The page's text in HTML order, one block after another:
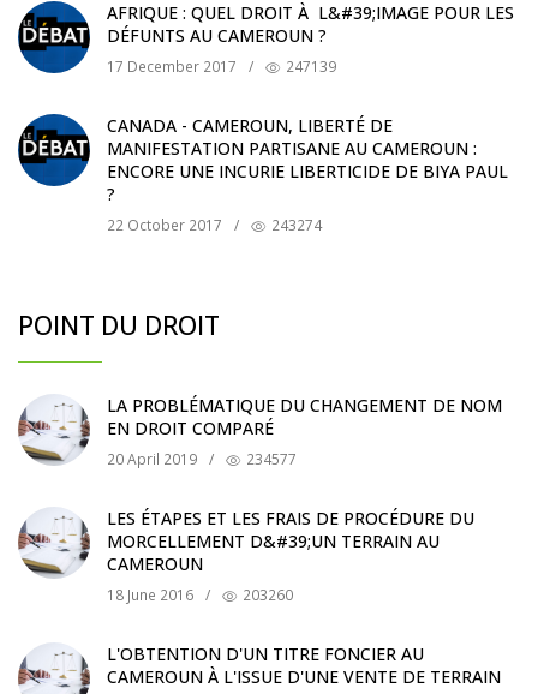
AFRIQUE : QUEL DROIT À L&#39;IMAGE POUR LES
DÉFUNTS AU CAMEROUN ?
17 December 2017 / 247139
CANADA - CAMEROUN, LIBERTÉ DE
MANIFESTATION PARTISANE AU CAMEROUN :
ENCORE UNE INCURIE LIBERTICIDE DE BIYA PAUL
?
22 October 2017 / 243274
POINT DU DROIT
LA PROBLÉMATIQUE DU CHANGEMENT DE NOM
EN DROIT COMPARÉ
20 April 2019 / 234577
LES ÉTAPES ET LES FRAIS DE PROCÉDURE DU
MORCELLEMENT D&#39;UN TERRAIN AU
CAMEROUN
18 June 2016 / 203260
L'OBTENTION D'UN TITRE FONCIER AU
CAMEROUN À L'ISSUE D'UNE VENTE DE TERRAIN